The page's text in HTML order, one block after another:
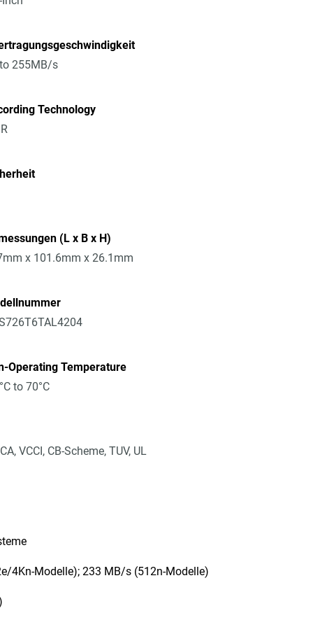
255MB/s
Technology
(L x B x H)
x 101.6mm x 26.1mm
Operating Temperature
to 70°C
VCCI, CB-Scheme, TUV, UL
4Kn-Modelle); 233 MB/s (512n-Modelle)